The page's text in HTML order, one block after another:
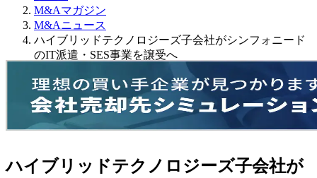
M&Aマガジン
M&Aニュース
ハイブリッドテクノロジーズ子会社がシンフォニード
のIT派遣・SES事業を譲受へ
ハイブリッドテクノロジーズ子会社が